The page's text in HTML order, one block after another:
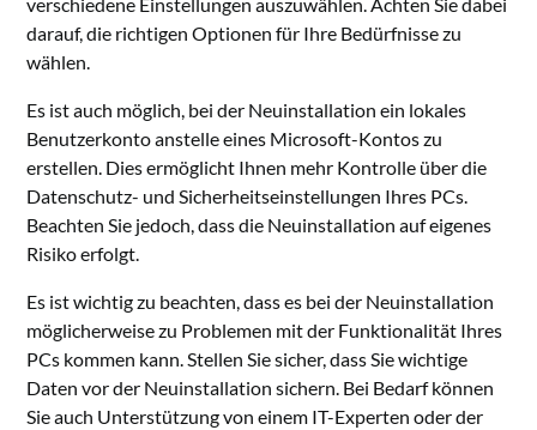
verschiedene Einstellungen auszuwählen. Achten Sie dabei
darauf, die richtigen Optionen für Ihre Bedürfnisse zu
wählen.
Es ist auch möglich, bei der Neuinstallation ein lokales
Benutzerkonto anstelle eines Microsoft-Kontos zu
erstellen. Dies ermöglicht Ihnen mehr Kontrolle über die
Datenschutz- und Sicherheitseinstellungen Ihres PCs.
Beachten Sie jedoch, dass die Neuinstallation auf eigenes
Risiko erfolgt.
Es ist wichtig zu beachten, dass es bei der Neuinstallation
möglicherweise zu Problemen mit der Funktionalität Ihres
PCs kommen kann. Stellen Sie sicher, dass Sie wichtige
Daten vor der Neuinstallation sichern. Bei Bedarf können
Sie auch Unterstützung von einem IT-Experten oder der